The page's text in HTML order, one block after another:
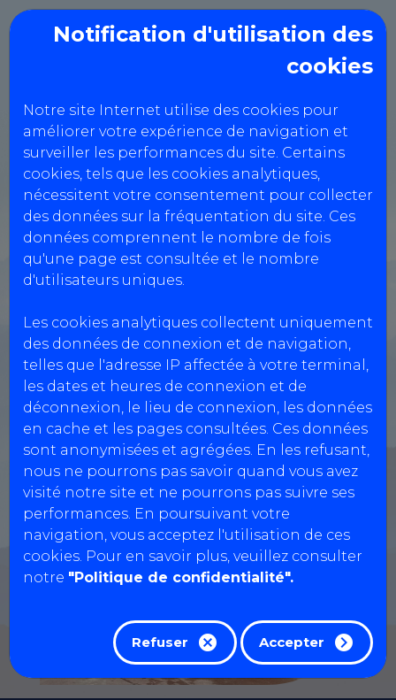
Notification d'utilisation des
cookies
Notre site Internet utilise des cookies pour
améliorer votre expérience de navigation et
surveiller les performances du site. Certains
cookies, tels que les cookies analytiques,
nécessitent votre consentement pour collecter
des données sur la fréquentation du site. Ces
données comprennent le nombre de fois
qu'une page est consultée et le nombre
d'utilisateurs uniques.
Les cookies analytiques collectent uniquement
des données de connexion et de navigation,
telles que l'adresse IP affectée à votre terminal,
les dates et heures de connexion et de
déconnexion, le lieu de connexion, les données
en cache et les pages consultées. Ces données
sont anonymisées et agrégées. En les refusant,
nous ne pourrons pas savoir quand vous avez
visité notre site et ne pourrons pas suivre ses
performances. En poursuivant votre
navigation, vous acceptez l'utilisation de ces
cookies. Pour en savoir plus, veuillez consulter
notre "Politique de confidentialité".
Refuser Accepter
SPEED CONTROLE
TECHNIQUE
164 rue des trois pierres,
59200 TOURCOING
Réservation Véhicules Légers
Réservation motos, quads, voiturettes...